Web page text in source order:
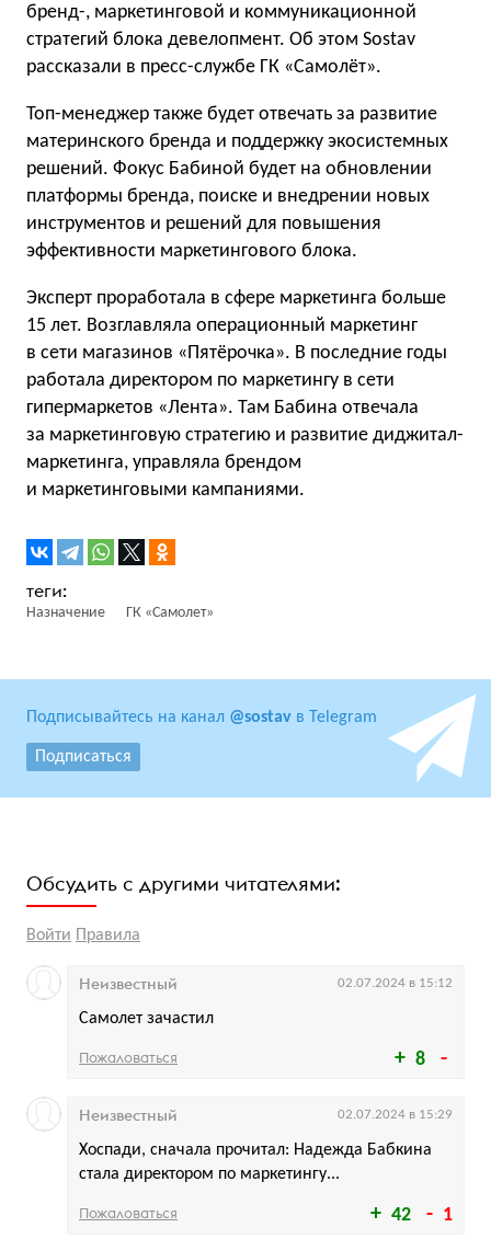
бренд-, маркетинговой и коммуникационной
стратегий блока девелопмент. Об этом Sostav
рассказали в пресс-службе ГК «Самолёт».
Топ-менеджер также будет отвечать за развитие
материнского бренда и поддержку экосистемных
решений. Фокус Бабиной будет на обновлении
платформы бренда, поиске и внедрении новых
инструментов и решений для повышения
эффективности маркетингового блока.
Эксперт проработала в сфере маркетинга больше
15 лет. Возглавляла операционный маркетинг
в сети магазинов «Пятёрочка». В последние годы
работала директором по маркетингу в сети
гипермаркетов «Лента». Там Бабина отвечала
за маркетинговую стратегию и развитие диджитал-
маркетинга, управляла брендом
и маркетинговыми кампаниями.
Назначение ГК «Самолет»
Подписывайтесь на канал @sostav в Telegram
Подписаться
Обсудить с другими читателями:
Войти Правила
8
Самолет зачастил
Неизвестный 02.07.2024 в 15:12
Пожаловаться
42 1
Хоспади, сначала прочитал: Надежда Бабкина
стала директором по маркетингу...
Неизвестный 02.07.2024 в 15:29
Пожаловаться